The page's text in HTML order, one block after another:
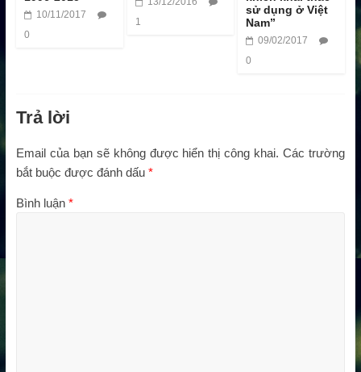
10/11/2017
0
1
sử dụng ở Việt
Nam”
09/02/2017
0
Trả lời
Email của bạn sẽ không được hiển thị công khai. Các trường
bắt buộc được đánh dấu *
Bình luận *